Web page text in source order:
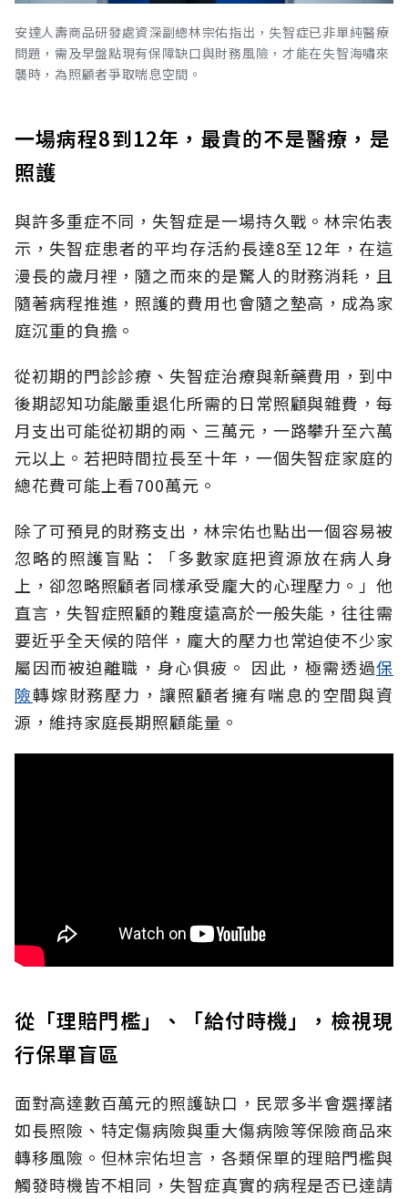
安達人壽商品研發處資深副總林宗佑指出，失智症已非單純醫療
問題，需及早盤點現有保障缺口與財務風險，才能在失智海嘯來
襲時，為照顧者爭取喘息空間。
一場病程8到12年，最貴的不是醫療，是
照護
與許多重症不同，失智症是一場持久戰。林宗佑表
示，失智症患者的平均存活約長達8至12年，在這
漫長的歲月裡，隨之而來的是驚人的財務消耗，且
隨著病程推進，照護的費用也會隨之墊高，成為家
庭沉重的負擔。
從初期的門診診療、失智症治療與新藥費用，到中
後期認知功能嚴重退化所需的日常照顧與雜費，每
月支出可能從初期的兩、三萬元，一路攀升至六萬
元以上。若把時間拉長至十年，一個失智症家庭的
總花費可能上看700萬元。
除了可預見的財務支出，林宗佑也點出一個容易被
忽略的照護盲點：「多數家庭把資源放在病人身
上，卻忽略照顧者同樣承受龐大的心理壓力。」他
直言，失智症照顧的難度遠高於一般失能，往往需
要近乎全天候的陪伴，龐大的壓力也常迫使不少家
屬因而被迫離職，身心俱疲。 因此，極需透過保
險轉嫁財務壓力，讓照顧者擁有喘息的空間與資
源，維持家庭長期照顧能量。
從「理賠門檻」、「給付時機」，檢視現
行保單盲區
面對高達數百萬元的照護缺口，民眾多半會選擇諸
如長照險、特定傷病險與重大傷病險等保險商品來
轉移風險。但林宗佑坦言，各類保單的理賠門檻與
觸發時機皆不相同，失智症真實的病程是否已達請